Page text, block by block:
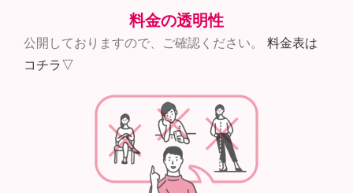
料金の透明性​
公開しておりますので、ご確認ください。 料金表は
コチラ▽